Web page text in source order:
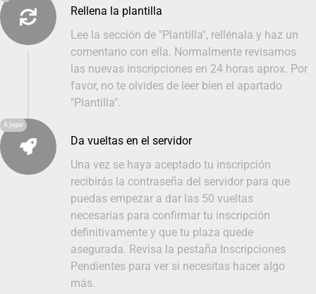
Rellena la plantilla
Lee la sección de "Plantilla", rellénala y haz un
comentario con ella. Normalmente revisamos
las nuevas inscripciones en 24 horas aprox. Por
favor, no te olvides de leer bien el apartado
"Plantilla".
A jugar
Da vueltas en el servidor
Una vez se haya aceptado tu inscripción
recibirás la contraseña del servidor para que
puedas empezar a dar las 50 vueltas
necesarias para confirmar tu inscripción
definitivamente y que tu plaza quede
asegurada. Revisa la pestaña Inscripciones
Pendientes para ver si necesitas hacer algo
más.